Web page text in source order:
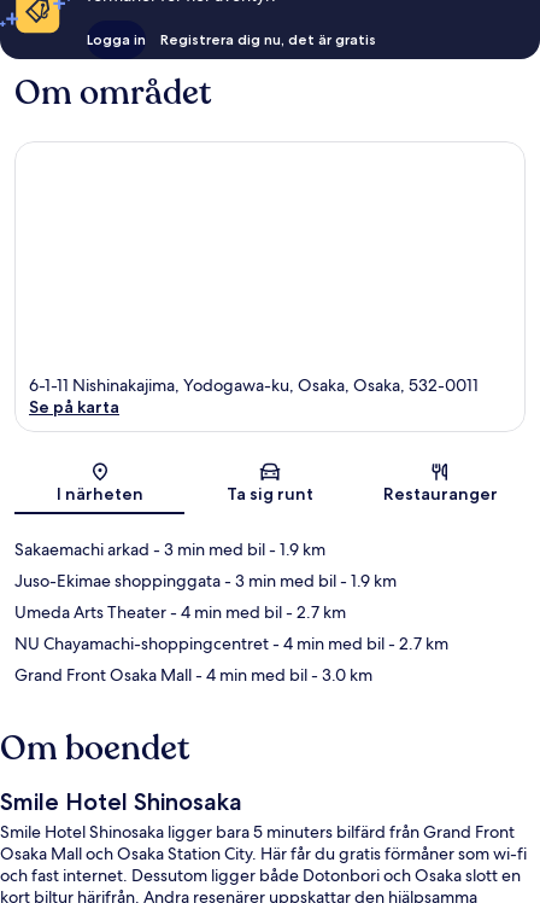
Logga in Registrera dig nu, det är gratis
Om området
Karta
6-1-11 Nishinakajima, Yodogawa-ku, Osaka, Osaka, 532-0011
Se på karta
I närheten Ta sig runt Restauranger
Sakaemachi arkad - 3 min med bil- 1.9 km
Juso-Ekimae shoppinggata- 3 min med bil- 1.9 km
Umeda Arts Theater- 4 min med bil- 2.7 km
NU Chayamachi-shoppingcentret- 4 min med bil- 2.7 km
Grand Front Osaka Mall- 4 min med bil- 3.0 km
Om boendet
Smile Hotel Shinosaka
Smile Hotel Shinosaka ligger bara 5 minuters bilfärd från Grand Front
Osaka Mall och Osaka Station City. Här får du gratis förmåner som wi-fi
och fast internet. Dessutom ligger både Dotonbori och Osaka slott en
kort biltur härifrån. Andra resenärer uppskattar den hjälpsamma